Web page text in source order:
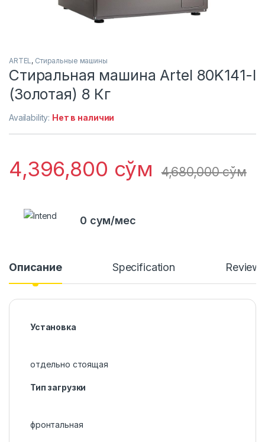
ARTEL, Стиральные машины
Стиральная машина Artel 80K141-I
(Золотая) 8 Кг
Availability: Нет в наличии
4,396,800 сўм 4,680,000сўм
0 сум/мес
Описание Specification
Установка
отдельно стоящая
Тип загрузки
фронтальная